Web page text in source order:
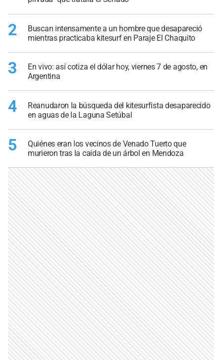
2
Buscan intensamente a un hombre que desapareció
mientras practicaba kitesurf en Paraje El Chaquito
3
En vivo: así cotiza el dólar hoy, viernes 7 de agosto, en
Argentina
4
Reanudaron la búsqueda del kitesurfista desaparecido
en aguas de la Laguna Setúbal
5
Quiénes eran los vecinos de Venado Tuerto que
murieron tras la caída de un árbol en Mendoza